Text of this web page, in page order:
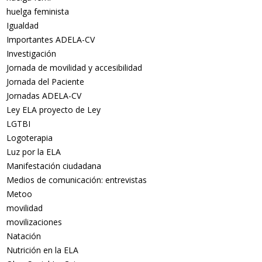
huelga feminista
Igualdad
Importantes ADELA-CV
Investigación
Jornada de movilidad y accesibilidad
Jornada del Paciente
Jornadas ADELA-CV
Ley ELA proyecto de Ley
LGTBI
Logoterapia
Luz por la ELA
Manifestación ciudadana
Medios de comunicación: entrevistas
Metoo
movilidad
movilizaciones
Natación
Nutrición en la ELA